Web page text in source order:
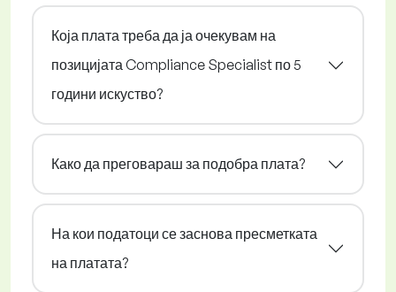
Која плата треба да ја очекувам на
позицијата Compliance Specialist по 5
години искуство?
Како да преговараш за подобра плата?
На кои податоци се заснова пресметката
на платата?